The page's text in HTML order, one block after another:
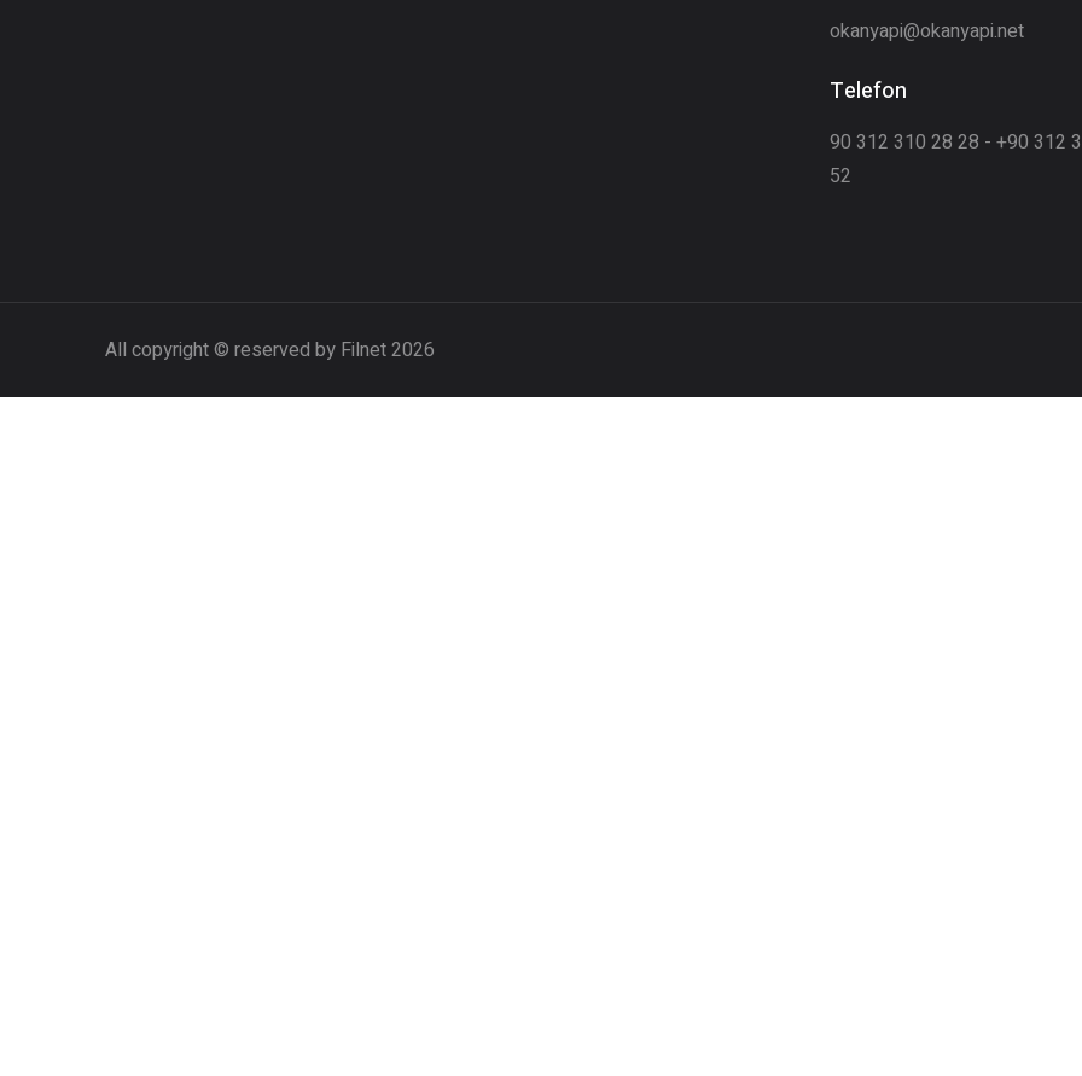
okanyapi@okanyapi.net
Telefon
90 312 310 28 28 - +90 312
52
All copyright © reserved by Filnet 2026